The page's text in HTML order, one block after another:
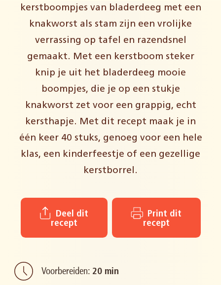
kerstboompjes van bladerdeeg met een
knakworst als stam zijn een vrolijke
verrassing op tafel en razendsnel
gemaakt. Met een kerstboom steker
knip je uit het bladerdeeg mooie
boompjes, die je op een stukje
knakworst zet voor een grappig, echt
kersthapje. Met dit recept maak je in
één keer 40 stuks, genoeg voor een hele
klas, een kinderfeestje of een gezellige
kerstborrel.
recept
recept
Voorbereiden: 20 min